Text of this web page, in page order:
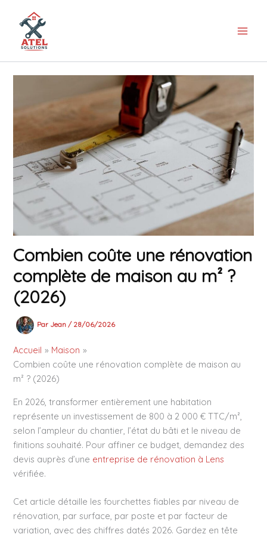
contenu
Combien coûte une rénovation
complète de maison au m² ?
(2026)
Par Jean/ 28/06/2026
Accueil
Maison
Combien coûte une rénovation complète de maison au
m² ? (2026)
En 2026, transformer entièrement une habitation
représente un investissement de 800 à 2 000 € TTC/m²,
selon l’ampleur du chantier, l’état du bâti et le niveau de
finitions souhaité. Pour affiner ce budget, demandez des
devis auprès d’une entreprise de rénovation à Lens
vérifiée.
Cet article détaille les fourchettes fiables par niveau de
rénovation, par surface, par poste et par facteur de
variation, avec des chiffres datés 2026. Gardez en tête